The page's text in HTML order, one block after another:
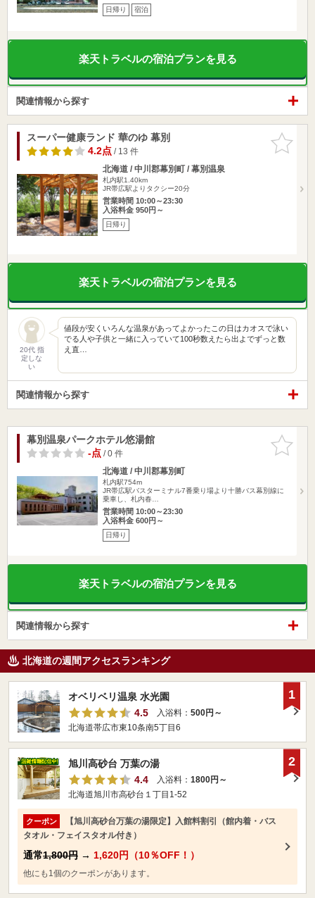
日帰り 宿泊
楽天トラベルの宿泊プランを見る
関連情報から探す
お気に入
りに追加
スーパー健康ランド 華のゆ 幕別
4.2点/ 13 件
北海道 / 中川郡幕別町 / 幕別温泉
札内駅1.40km
JR帯広駅よりタクシー20分
営業時間 10:00～23:30
入浴料金 950円～
日帰り
楽天トラベルの宿泊プランを見る
20代 指
定しな
い
値段が安くいろんな温泉があってよかったこの日はカオスで泳い
でる人や子供と一緒に入っていて100秒数えたら出よでずっと数
え直…
関連情報から探す
お気に入
りに追加
幕別温泉パークホテル悠湯館
-点/ 0 件
北海道 / 中川郡幕別町
札内駅754m
JR帯広駅バスターミナル7番乗り場より十勝バス幕別線に
乗車し、札内春…
営業時間 10:00～23:30
入浴料金 600円～
日帰り
楽天トラベルの宿泊プランを見る
関連情報から探す
北海道の週間アクセスランキング
オベリベリ温泉 水光園
4.5
入浴料： 500円～
北海道帯広市東10条南5丁目6
1
旭川高砂台 万葉の湯
4.4
入浴料： 1800円～
北海道旭川市高砂台１丁目1-52
クーポン
【旭川高砂台万葉の湯限定】入館料割引（館内着・バス
タオル・フェイスタオル付き）
通常1,800円 → 1,620円（10％OFF！）
他にも1個のクーポンがあります。
2